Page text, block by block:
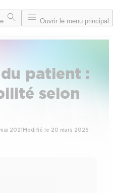
Ouvrir le menu principal
patient :
selon
2021Modifié le 20 mars 2026